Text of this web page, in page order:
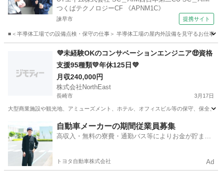
つくばテクノロジーCF 《APNM1C》
諫早市 提携サイト
■＜半導体工場での設備点検・保守の仕事＞ 半導体工場の屋内外設備を見守るお仕事
マンション管理
💜未経験OKのコンサベーションエンジニア🤑資格
支援95種類💛年休125日💜
月収240,000円
株式会社NorthEast
長崎市 3月17日
大型商業施設や観光地、アミューズメント、ホテル、オフィスビル等の保守、保全、
清掃 業務
自動車メーカーの期間従業員募集
高収入・無料の寮費・通勤バス等によりお金が貯まり
トヨタ自動車株式会社 Ad